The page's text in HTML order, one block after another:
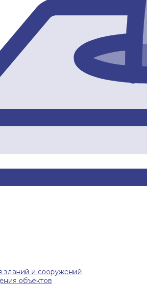
зданий и сооружений
объектов